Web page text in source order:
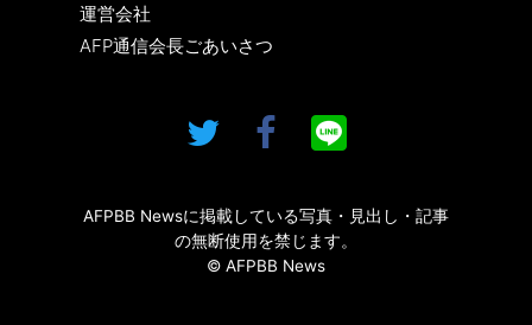
運営会社
AFP通信会長ごあいさつ
AFPBB Newsに掲載している写真・見出し・記事
の無断使用を禁じます。
© AFPBB News